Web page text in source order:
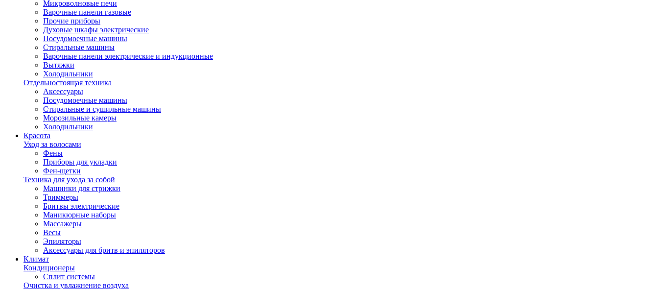
Микроволновые печи
Варочные панели газовые
Прочие приборы
Духовые шкафы электрические
Посудомоечные машины
Стиральные машины
Варочные панели электрические и индукционные
Вытяжки
Холодильники
Отдельностоящая техника
Аксессуары
Посудомоечные машины
Стиральные и сушильные машины
Морозильные камеры
Холодильники
Красота
Уход за волосами
Фены
Приборы для укладки
Фен-щетки
Техника для ухода за собой
Машинки для стрижки
Триммеры
Бритвы электрические
Маникюрные наборы
Массажеры
Весы
Эпиляторы
Аксессуары для бритв и эпиляторов
Климат
Кондиционеры
Сплит системы
Очистка и увлажнение воздуха